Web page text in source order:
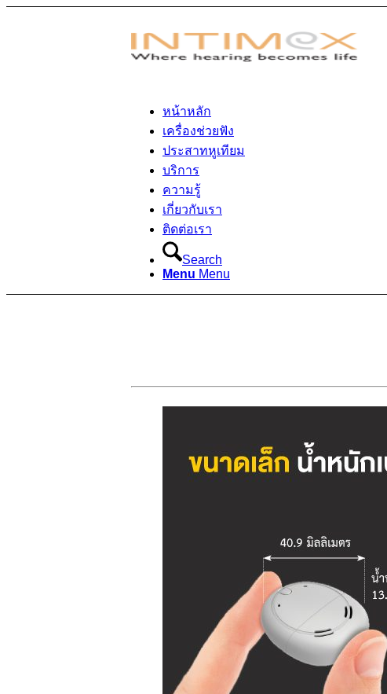
หน้าหลัก
เครื่องช่วยฟัง
ประสาทหูเทียม
บริการ
ความรู้
เกี่ยวกับเรา
ติดต่อเรา
Search
Menu Menu